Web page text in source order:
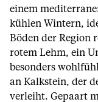
einem
kühlen Wintern,
Böden der Region
rotem Lehm, ein
besonders
an Kalkstein, der
verleiht. Gepaart